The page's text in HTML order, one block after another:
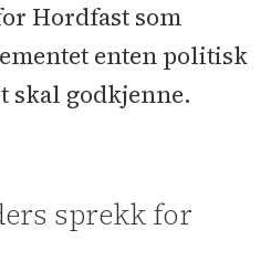
Hordfast som
enten politisk
godkjenne.
sprekk for